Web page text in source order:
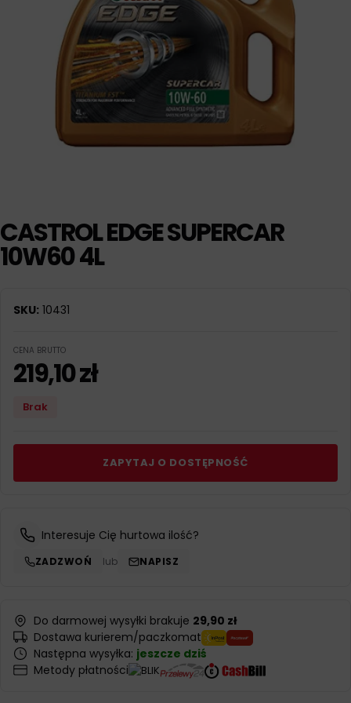
CASTROL EDGE SUPERCAR
10W60 4L
SKU: 10431
CENA BRUTTO
219,10zł
Brak
ZAPYTAJ O DOSTĘPNOŚĆ
Interesuje Cię hurtowa ilość?
ZADZWOŃ lub NAPISZ
Do darmowej wysyłki brakuje 29,90 zł
Dostawa kurierem/paczkomat
Następna wysyłka: jeszcze dziś
Metody płatności